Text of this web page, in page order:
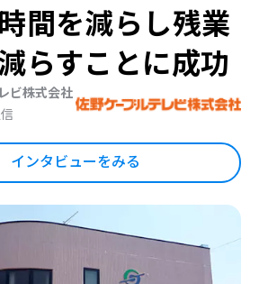
間を減らし残業
らすことに成功
ビ株式会社
インタビューをみる